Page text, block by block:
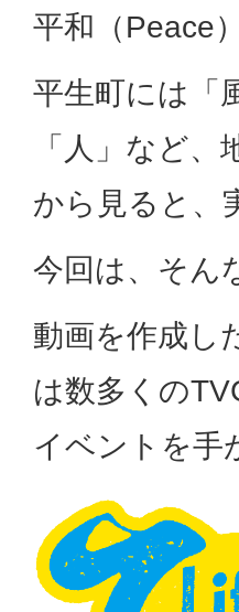
平和（Peace
平生町には「
「人」など
から見ると、
今回は、そん
動画を作成し
は数多くの
イベントを手